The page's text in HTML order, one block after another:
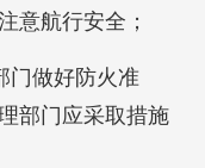
意航行安全；
门做好防火准
部门应采取措施